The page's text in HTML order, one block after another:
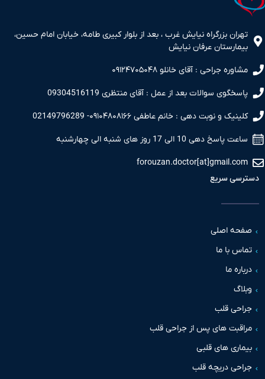
بزرگراه نیایش غرب ، بعد از بلوار کبیری طامه، خیابان امام حسین،
عرفان نیایش
جراحی : آقای خانلو ۰۹۱۲۴۷۰۵۰۴۸
سوالات بعد از عمل : آقای منتظری 09304516119
و نوبت دهی : خانم عاطفی ۰۹۱۰۴۸۰۸۱۶۶- 02149796289
دهی 10 الی 17 روز های شنبه الی چهارشنبه
سریع
اصلی
با ما
ما
قلب
های پس از جراحی قلب
های قلبی
دریچه قلب